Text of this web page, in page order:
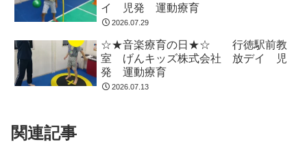
イ 児発 運動療育
2026.07.29
☆★音楽療育の日★☆ 行徳駅前教
室 げんキッズ株式会社 放デイ 児
発 運動療育
2026.07.13
関連記事